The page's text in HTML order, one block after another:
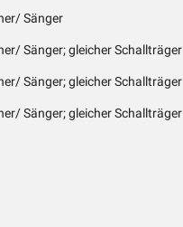
Sänger
Sänger; gleicher Schallträger
Sänger; gleicher Schallträger
Sänger; gleicher Schallträger